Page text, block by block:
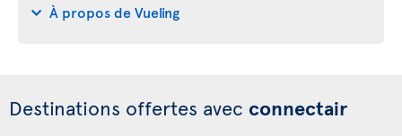
À propos de Vueling
Destinations offertes avec connectair